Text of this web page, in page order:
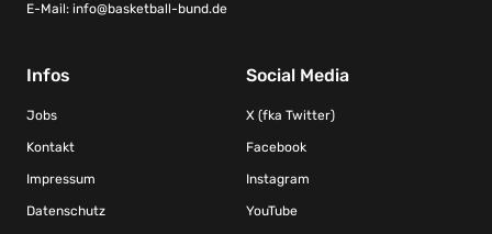
E-Mail: info@basketball-bund.de
Infos
Jobs
Kontakt
Impressum
Datenschutz
Social Media
X (fka Twitter)
Facebook
Instagram
YouTube